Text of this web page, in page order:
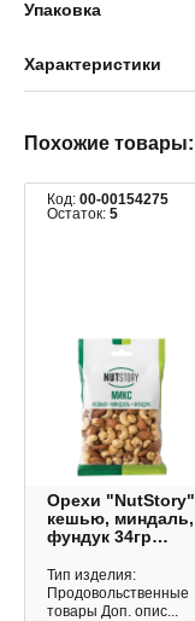
Упаковка
Характеристики
Похожие товары:
Код: 00-00154275
Остаток: 5
Орехи "NutStory"
кешью, миндаль,
фундук 34гр
Тип изделия:
Продовольственные
товары Доп. опис...